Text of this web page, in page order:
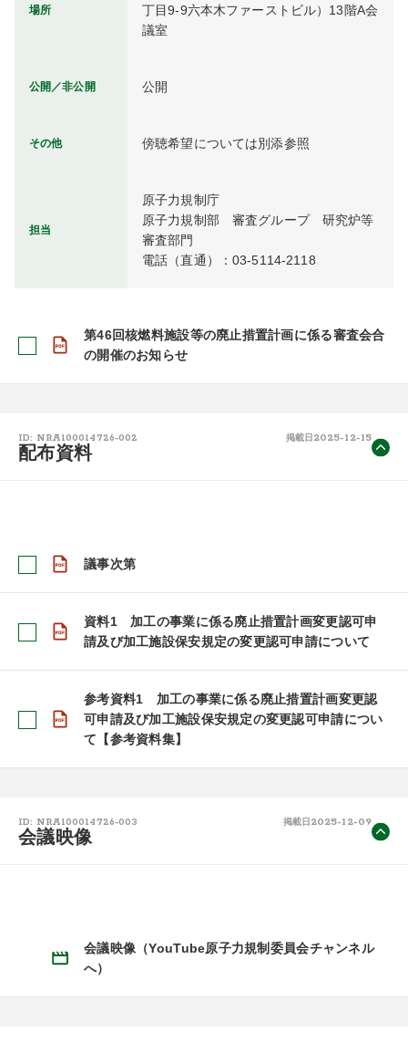
場所
丁目9-9六本木ファーストビル）13階A会
議室
公開／非公開 公開
その他 傍聴希望については別添参照
担当
原子力規制庁
原子力規制部　審査グループ　研究炉等
審査部門
電話（直通）：03-5114-2118
第46回核燃料施設等の廃止措置計画に係る審査会合
の開催のお知らせ
ID: NRA100014726-002 掲載日 2025-12-15
配布資料
議事次第
資料1 加工の事業に係る廃止措置計画変更認可申
請及び加工施設保安規定の変更認可申請について
参考資料1 加工の事業に係る廃止措置計画変更認
可申請及び加工施設保安規定の変更認可申請につい
て【参考資料集】
ID: NRA100014726-003 掲載日 2025-12-09
会議映像
会議映像（YouTube原子力規制委員会チャンネル
へ）